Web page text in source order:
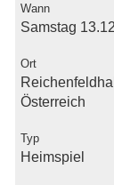
Wann
Samstag
Ort
Österreich
Typ
Heimspiel